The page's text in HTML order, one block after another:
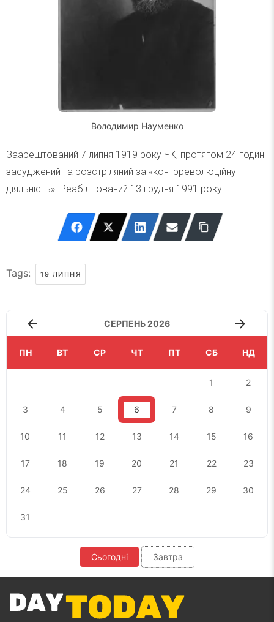
Володимир Науменко
Заарештований 7 липня 1919 року ЧК, протягом 24 годин
засуджений та розстріляний за «контрреволюційну
діяльність». Реабілітований 13 грудня 1991 року.
Tags: 19 ЛИПНЯ
СЕРПЕНЬ 2026
ПН ВТ СР ЧТ ПТ СБ НД
1 2
3 4 5 6 7 8 9
10 11 12 13 14 15 16
17 18 19 20 21 22 23
24 25 26 27 28 29 30
31
Сьогодні Завтра